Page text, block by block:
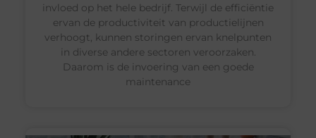
invloed op het hele bedrijf. Terwijl de efficiëntie
ervan de productiviteit van productielijnen
verhoogt, kunnen storingen ervan knelpunten
in diverse andere sectoren veroorzaken.
Daarom is de invoering van een goede
maintenance